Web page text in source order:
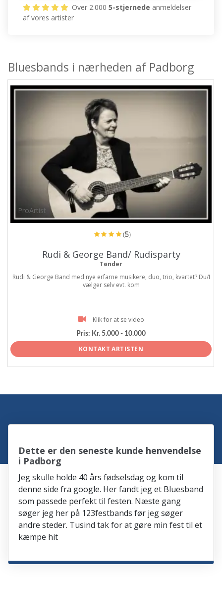
Over 2.0005-stjernede anmeldelser
af vores artister
Bluesbands i nærheden af Padborg
ProArtist
(5)
Rudi & George Band/ Rudisparty
Tønder
Rudi & George Band med nye erfarne musikere, duo, trio, kvartet? Du/I
vælger selv evt. kom
Klik for at se video
Pris: Kr. 5.000 - 10.000
KONTAKT ARTISTEN
Dette er den seneste kunde henvendelse
i Padborg
Jeg skulle holde 40 års fødselsdag og kom til
denne side fra google. Her fandt jeg et Bluesband
som passede perfekt til festen. Næste gang
søger jeg her på 123festbands før jeg søger
andre steder. Tusind tak for at gøre min fest til et
kæmpe hit